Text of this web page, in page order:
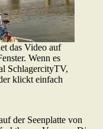
das Video auf
Wenn es
SchlagercityTV,
klickt einfach
der Seenplatte von